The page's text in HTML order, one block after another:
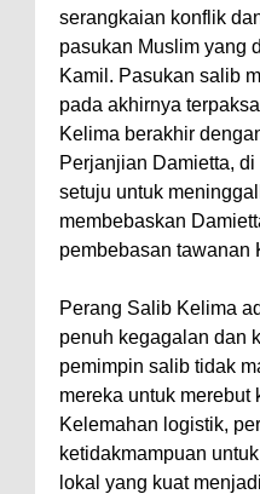
serangkaian konflik
pasukan Muslim yang
Kamil. Pasukan salib
pada akhirnya
Kelima berakhir
Perjanjian Damietta,
setuju untuk
membebaskan
pembebasan tawanan
Perang Salib Kelima
penuh kegagalan dan
pemimpin salib tidak
mereka untuk merebut
Kelemahan logistik,
ketidakmampuan
lokal yang kuat